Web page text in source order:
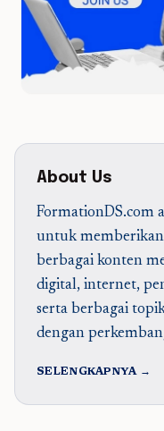
About Us
FormationDS.com
untuk memberikan
berbagai konten
digital, internet,
serta berbagai
dengan
SELENGKAPNYA →